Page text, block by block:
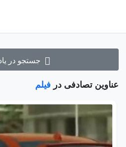
جستجو در یاد
عناوین تصادفی در فیلم